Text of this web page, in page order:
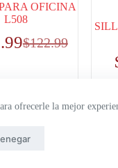
ofrecerle la mejor
OFICINA
L508
$122.99
9:00 – 18:00
– 14:00